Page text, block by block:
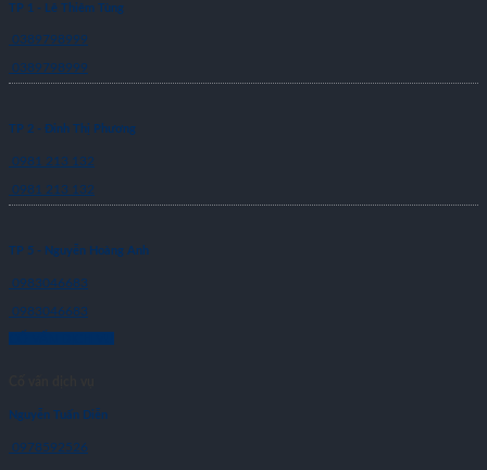
TP 1 - Lê Thiêm Tùng
0389798999
0389798999
TP 2 - Đinh Thị Phương
0981 213 132
0981 213 132
TP 5 - Nguyễn Hoàng Anh
0983046683
0983046683
Nguyễn Tuấn Diễn
0978592526